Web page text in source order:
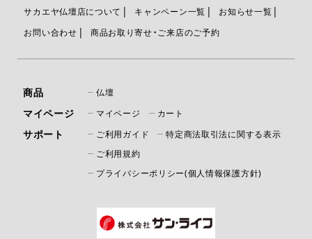
サカエヤ仏壇店について キャンペーン一覧
お知らせ一覧
お問い合わせ
商品お取り寄せ・ご来店のご予約
商品 仏壇
マイページ マイページ カート
サポート ご利用ガイド
特定商法取引法に関する表示
ご利用規約
プライバシーポリシー(個人情報保護方針)